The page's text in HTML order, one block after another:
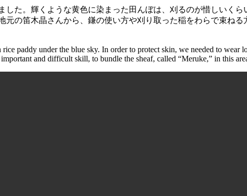
た。輝くような黄色に染まった田んぼは、刈るのが惜しいく
元の笛木晶さんから、鎌の使い方や刈り取った稲をわらで束ね
paddy under the blue sky. In order to protect skin, we needed to wear
and difficult skill, to bundle the sheaf, called “Meruke,” in this